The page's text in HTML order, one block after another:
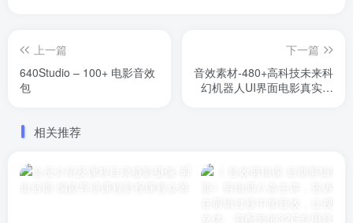
上一篇
640Studio – 100+ 电影音效
包
下一篇
音效素材-480+高科技未来科
幻机器人UI界面电影真实科
相关推荐